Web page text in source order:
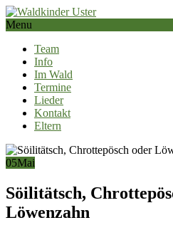
Menu
Team
Info
Im Wald
Termine
Lieder
Kontakt
Eltern
05Mai
Söilitätsch,
Löwenzahn